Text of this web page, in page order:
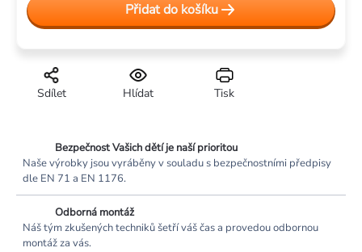
Tisk
Hlídat
Sdílet
cena:
Přidat do košíku
Bezpečnost Vašich dětí je naší prioritou
Naše výrobky jsou vyráběny v souladu s bezpečnostními předpisy
dle EN 71 a EN 1176.
Odborná montáž
Náš tým zkušených techniků šetří váš čas a provedou odbornou
montáž za vás.